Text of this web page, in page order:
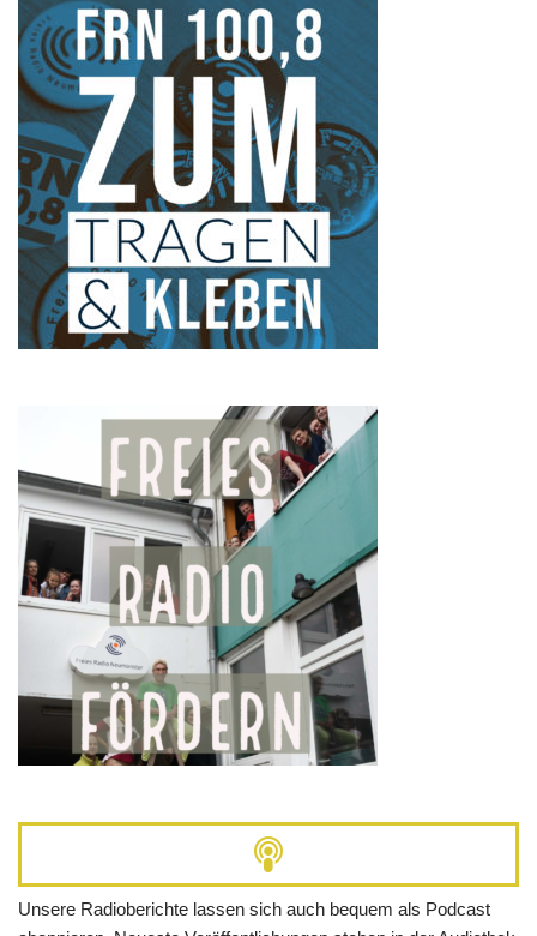
Unsere Radioberichte lassen sich auch bequem als Podcast